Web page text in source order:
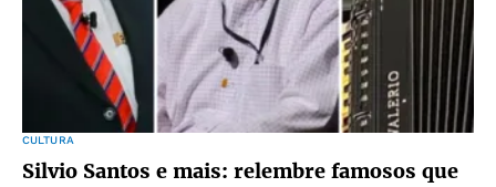
CULTURA
Silvio Santos e mais: relembre famosos que